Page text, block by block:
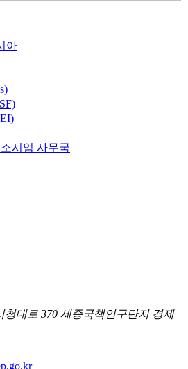
아
시엄 사무국
청대로 370 세종국책연구단지 경제